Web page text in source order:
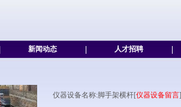
新闻动态 人才招聘
仪器设备名称:脚手架横杆[仪器设备留言]